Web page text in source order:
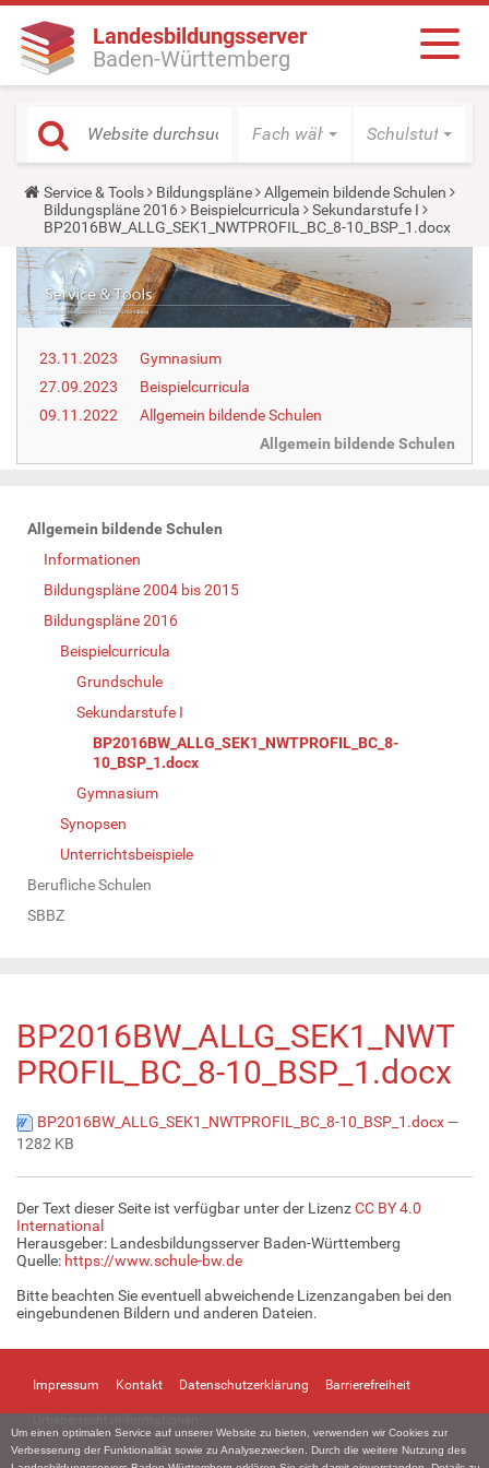
Um einen optimalen Service auf unserer Website zu bieten, verwenden wir Cookies zur
Verbesserung der Funktionalität sowie zu Analysezwecken. Durch die weitere Nutzung des
Landesbildungsserver
Baden-Württemberg
Fach wählen Schulstufe
Y
o
u
a
r
h
e
r
:
Service & Tools Bildungspläne
Allgemein bildende Schulen
Bildungspläne 2016
Beispielcurricula
Sekundarstufe I
BP2016BW_ALLG_SEK1_NWTPROFIL_BC_8-10_BSP_1.docx
23.11.2023
Gymnasium
27.09.2023
Beispielcurricula
09.11.2022
Allgemein bildende Schulen
Allgemein bildende Schulen
N
Allgemein bildende Schulen
Informationen
Bildungspläne 2004 bis 2015
Bildungspläne 2016
Beispielcurricula
Grundschule
Sekundarstufe I
BP2016BW_ALLG_SEK1_NWTPROFIL_BC_8-
10_BSP_1.docx
Gymnasium
Synopsen
Unterrichtsbeispiele
Berufliche Schulen
SBBZ
BP2016BW_ALLG_SEK1_NWT
PROFIL_BC_8-10_BSP_1.docx
BP2016BW_ALLG_SEK1_NWTPROFIL_BC_8-10_BSP_1.docx—
1282 KB
Der Text dieser Seite ist verfügbar unter der LizenzCC BY 4.0
International
Herausgeber: Landesbildungsserver Baden-Württemberg
Quelle: https://www.schule-bw.de
Bitte beachten Sie eventuell abweichende Lizenzangaben bei den
eingebundenen Bildern und anderen Dateien.
Impressum Kontakt Datenschutzerklärung Barrierefreiheit